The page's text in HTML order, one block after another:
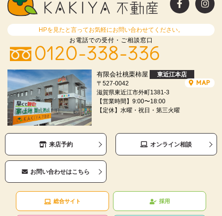
HPを見たと言ってお気軽にお問い合わせてください。
お電話での受付・ご相談窓口
0120-338-336
有限会社桃栗柿屋
東近江本店
〒527-0042
滋賀県東近江市外町1381-3
【営業時間】9:00〜18:00
【定休】水曜・祝日・第三火曜
MAP
来店予約 オンライン相談
お問い合わせはこちら
総合サイト 採用